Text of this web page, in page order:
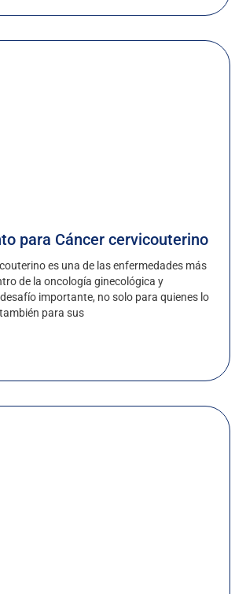
para Cáncer cervicouterino
es una de las enfermedades más
de la oncología ginecológica y
importante, no solo para quienes lo
para sus